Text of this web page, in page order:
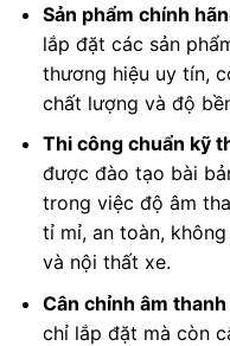
Sản phẩm chính
lắp đặt các sản
thương hiệu uy tín,
chất lượng và độ
Thi công chuẩn kỹ
được đào tạo bài
trong việc độ âm
tỉ mỉ, an toàn,
và nội thất xe.
Cân chỉnh âm
chỉ lắp đặt mà còn